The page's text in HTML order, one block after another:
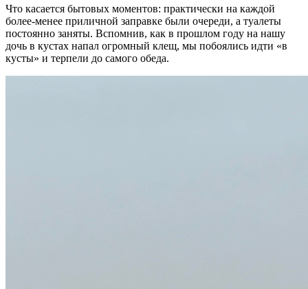
Что касается бытовых моментов: практически на каждой
более-менее приличной заправке были очереди, а туалеты
постоянно заняты. Вспомнив, как в прошлом году на нашу
дочь в кустах напал огромный клещ, мы побоялись идти «в
кусты» и терпели до самого обеда.